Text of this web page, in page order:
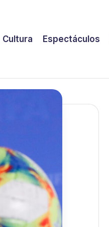
Cultura Espectáculos